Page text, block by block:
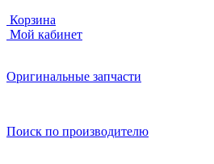
Корзина
Мой кабинет
Оригинальные запчасти
Поиск по производителю